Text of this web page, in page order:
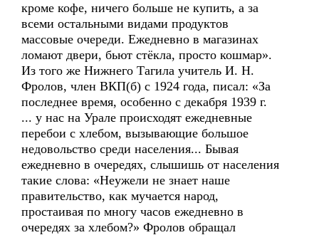
кроме кофе, ничего больше не купить, а за
всеми остальными видами продуктов
массовые очереди. Ежедневно в магазинах
ломают двери, бьют стёкла, просто кошмар».
Из того же Нижнего Тагила учитель И. Н.
Фролов, член ВКП(б) с 1924 года, писал: «За
последнее время, особенно с декабря 1939 г.
... у нас на Урале происходят ежедневные
перебои с хлебом, вызывающие большое
недовольство среди населения... Бывая
ежедневно в очередях, слышишь от населения
такие слова: «Неужели не знает наше
правительство, как мучается народ,
простаивая по многу часов ежедневно в
очередях за хлебом?» Фролов обращал